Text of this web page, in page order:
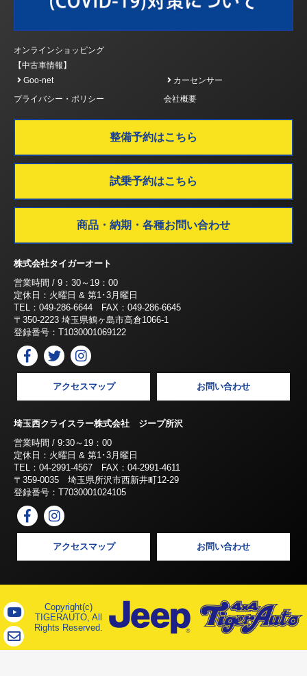
オンラインショッピング
【中古車情報】
Goo-net
カーセンサー
プライバシー・ポリシー
会社概要
整備予約はこちら
試乗予約はこちら
商品・納期・各種お問い合わせ
株式会社タイガーオート
営業時間 / 9：30～19：00
定休日：火曜日 & 第1･3月曜日
TEL：049-286-6644 FAX：049-286-6645
〒350-2223 埼玉県鶴ヶ島市高倉1066-1
登録番号：T1030001069122
アクセスマップ お問い合わせ
埼玉西クライスラー株式会社 ジープ所沢
営業時間 / 9:30～19：00
定休日：火曜日 & 第1･3月曜日
TEL：04-2991-4567 FAX：04-2991-4611
〒359-0035 埼玉県所沢市西新井町12-29
登録番号：T7030001024105
アクセスマップ お問い合わせ
Copyright(c)
TIGERAUTO, All
Rights Reserved.